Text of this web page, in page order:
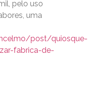
pelo uso
uma
post/quiosque-
fabrica-de-